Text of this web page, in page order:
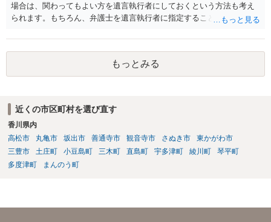
場合は、関わってもよい方を遺言執行者にしておくという方法も考え
られます。もちろん、弁護士を遺言執行者に指定することもできます
方に再委任の権限を付与しておくという方法もあります。 一度、弁護
士に直接ご相談されることをお勧めいたします。
もっとみる
近くの市区町村を選び直す
香川県内
高松市
丸亀市 坂出市 善通寺市 観音寺市 さぬき市
東かがわ市
三豊市
土庄町 小豆島町 三木町 直島町 宇多津町 綾川町
琴平町
多度津町
まんのう町